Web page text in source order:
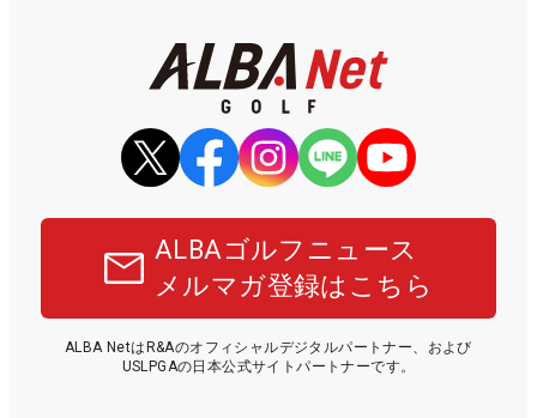
ALBAゴルフニュース
メルマガ登録はこちら
ALBA NetはR&Aのオフィシャルデジタルパートナー、および
USLPGAの日本公式サイトパートナーです。